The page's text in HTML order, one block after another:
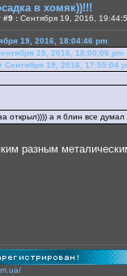
в хомяк))!!!
#9 : Сентября 19, 2016,
19, 2016, 18:04:46 pm
19, 2016, 18:00:06 pm
Сентября 19, 2016, 17:55:04
открыл)))) а я блин все
разным